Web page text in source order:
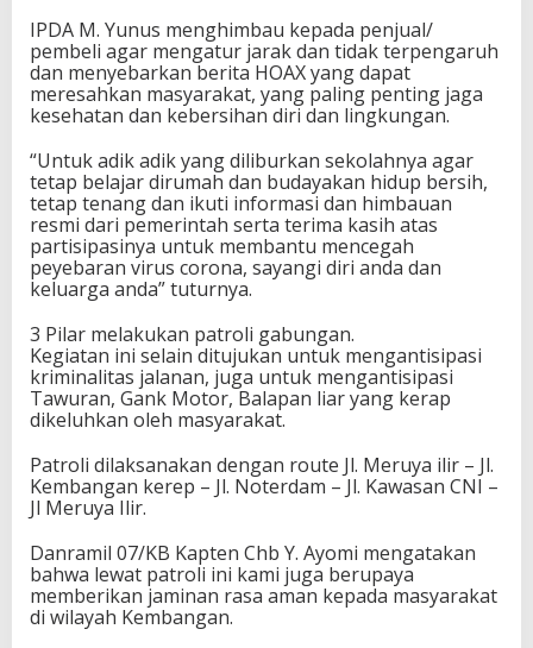
IPDA M. Yunus menghimbau kepada penjual/
pembeli agar mengatur jarak dan tidak terpengaruh
dan menyebarkan berita HOAX yang dapat
meresahkan masyarakat, yang paling penting jaga
kesehatan dan kebersihan diri dan lingkungan.
“Untuk adik adik yang diliburkan sekolahnya agar
tetap belajar dirumah dan budayakan hidup bersih,
tetap tenang dan ikuti informasi dan himbauan
resmi dari pemerintah serta terima kasih atas
partisipasinya untuk membantu mencegah
peyebaran virus corona, sayangi diri anda dan
keluarga anda” tuturnya.
3 Pilar melakukan patroli gabungan.
Kegiatan ini selain ditujukan untuk mengantisipasi
kriminalitas jalanan, juga untuk mengantisipasi
Tawuran, Gank Motor, Balapan liar yang kerap
dikeluhkan oleh masyarakat.
Patroli dilaksanakan dengan route Jl. Meruya ilir – Jl.
Kembangan kerep – Jl. Noterdam – Jl. Kawasan CNI –
Jl Meruya Ilir.
Danramil 07/KB Kapten Chb Y. Ayomi mengatakan
bahwa lewat patroli ini kami juga berupaya
memberikan jaminan rasa aman kepada masyarakat
di wilayah Kembangan.